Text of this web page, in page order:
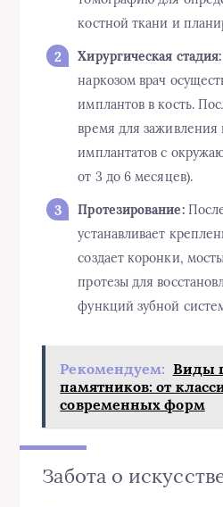
костной ткани и
Хирургическая стадия:
наркозом врач
имплантов в кость.
время для заживления
имплантатов с
от 3 до 6 месяцев).
Протезирование:
устанавливает
создает коронки,
протезы для
функций зубной
Рекомендуем: Виды
памятников: от
современных форм
Забота о